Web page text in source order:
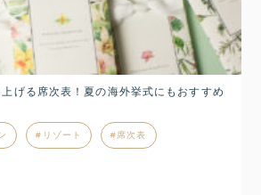
げる席次表！夏の海外挙式にもおすすめ
リゾート 席次表